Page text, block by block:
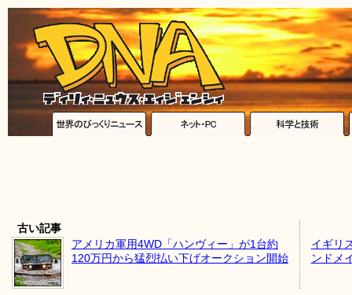
古い記事
アメリカ軍用4WD「ハンヴィー」が1台約
120万円から猛烈払い下げオークション開始
イギリ
ンドメ